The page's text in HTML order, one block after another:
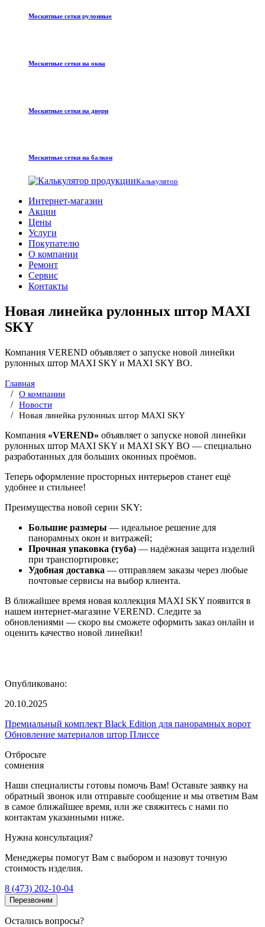
Москитные сетки рулонные
Москитные сетки на окна
Москитные сетки на двери
Москитные сетки на балкон
Калькулятор
Интернет-магазин
Акции
Цены
Услуги
Покупателю
О компании
Ремонт
Сервис
Контакты
Новая линейка рулонных штор MAXI
SKY
Компания VEREND объявляет о запуске новой линейки
рулонных штор MAXI SKY и MAXI SKY BO.
Главная
О компании
Новости
Новая линейка рулонных штор MAXI SKY
Компания «VEREND» объявляет о запуске новой линейки
рулонных штор MAXI SKY и MAXI SKY BO — специально
разработанных для больших оконных проёмов.
Теперь оформление просторных интерьеров станет ещё
удобнее и стильнее!
Преимущества новой серии SKY:
Большие размеры — идеальное решение для
панорамных окон и витражей;
Прочная упаковка (туба) — надёжная защита изделий
при транспортировке;
Удобная доставка — отправляем заказы через любые
почтовые сервисы на выбор клиента.
В ближайшее время новая коллекция MAXI SKY появится в
нашем интернет-магазине VEREND. Следите за
обновлениями — скоро вы сможете оформить заказ онлайн и
оценить качество новой линейки!
Опубликовано:
20.10.2025
Премиальный комплект Black Edition для панорамных ворот
Обновление материалов штор Плиссе
Отбросьте
сомнения
Наши специалисты готовы помочь Вам! Оставьте заявку на
обратный звонок или отправьте сообщение и мы ответим Вам
в самое ближайшее время, или же свяжитесь с нами по
контактам указанными ниже.
Нужна консультация?
Менеджеры помогут Вам с выбором и назовут точную
стоимость изделия.
8 (473) 202-10-04
Перезвоним
Остались вопросы?